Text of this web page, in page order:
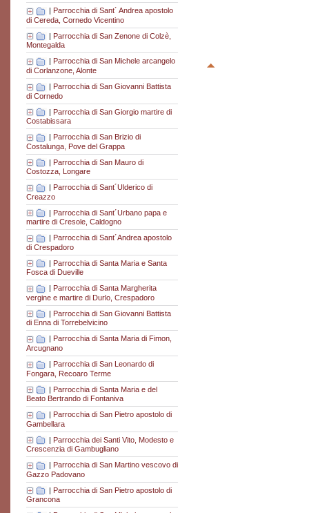
Parrocchia di Sant´ Andrea apostolo
di Cereda, Cornedo Vicentino
| Parrocchia di San Zenone di Colzè,
Montegalda
Parrocchia di San Michele arcangelo
di Corlanzone, Alonte
| Parrocchia di San Giovanni Battista
di Cornedo
| Parrocchia di San Giorgio martire di
Costabissara
| Parrocchia di San Brizio di
Costalunga, Pove del Grappa
| Parrocchia di San Mauro di
Costozza, Longare
Parrocchia di Sant´Ulderico di
Creazzo
| Parrocchia di Sant´Urbano papa e
martire di Cresole, Caldogno
Parrocchia di Sant´Andrea apostolo
di Crespadoro
| Parrocchia di Santa Maria e Santa
Fosca di Dueville
Parrocchia di Santa Margherita
vergine e martire di Durlo, Crespadoro
| Parrocchia di San Giovanni Battista
di Enna di Torrebelvicino
Parrocchia di Santa Maria di Fimon,
Arcugnano
| Parrocchia di San Leonardo di
Fongara, Recoaro Terme
| Parrocchia di Santa Maria e del
Beato Bertrando di Fontaniva
| Parrocchia di San Pietro apostolo di
Gambellara
| Parrocchia dei Santi Vito, Modesto e
Crescenzia di Gambugliano
Parrocchia di San Martino vescovo di
Gazzo Padovano
| Parrocchia di San Pietro apostolo di
Grancona